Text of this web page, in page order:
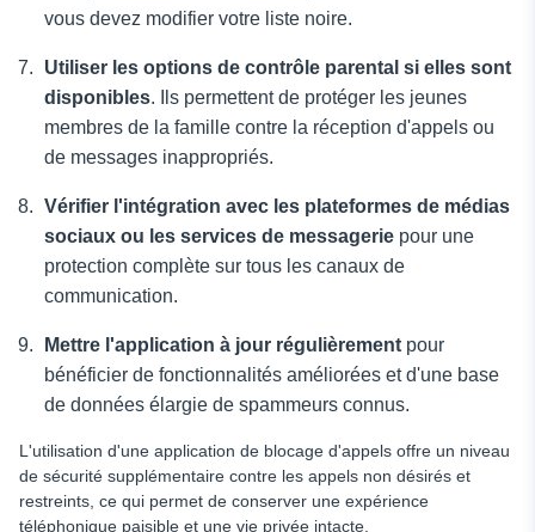
vous devez modifier votre liste noire.
Utiliser les options de contrôle parental si elles sont
disponibles. Ils permettent de protéger les jeunes
membres de la famille contre la réception d'appels ou
de messages inappropriés.
Vérifier l'intégration avec les plateformes de médias
sociaux ou les services de messagerie pour une
protection complète sur tous les canaux de
communication.
Mettre l'application à jour régulièrement pour
bénéficier de fonctionnalités améliorées et d'une base
de données élargie de spammeurs connus.
L'utilisation d'une application de blocage d'appels offre un niveau
de sécurité supplémentaire contre les appels non désirés et
restreints, ce qui permet de conserver une expérience
téléphonique paisible et une vie privée intacte.